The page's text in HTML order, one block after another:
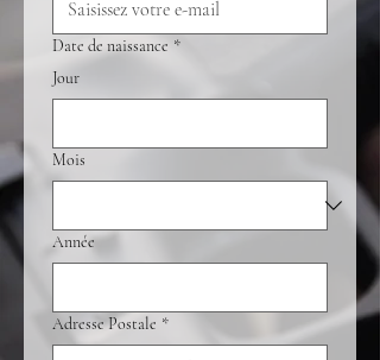
Date de naissance *
Jour
Mois
Année
Adresse Postale *